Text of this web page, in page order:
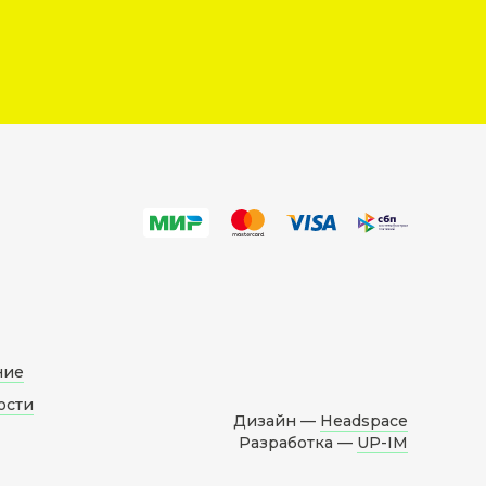
Дизайн — Headspace
Разработка — UP-IM